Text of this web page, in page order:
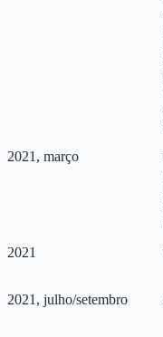
2021, março
2021
2021, julho/setembro